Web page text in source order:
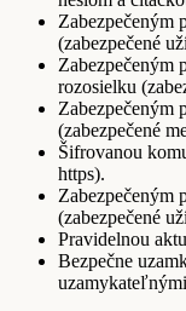
Zabezpečeným
(zabezpečené
Zabezpečeným
rozosielku
Zabezpečeným
(zabezpečené
Šifrovanou
https).
Zabezpečeným
(zabezpečené
Pravidelnou
Bezpečne